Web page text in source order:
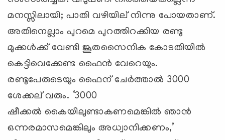
മനസ്സിലായി; പാതി വഴിയില് നിന്നു പോയതാണ്.
അതിനെല്ലാം പുറമെ പുറത്തിറക്കിയ രണ്ടു
മുക്കള്‍ക്ക് വേണ്ടി ജൂതസൈനിക കോടതിയില്‍
കെട്ടിവെക്കേണ്ട ഫൈന്‍ വേറെയും.
രണ്ടുപേരുടെയും ഫൈന് ചേര്‍ത്താല്‍ 3000
ശേക്കല് വരും. ‘3000
ഷീക്കല്‍ കൈയിലുണ്ടാകണമെങ്കില്‍ ഞാന്‍
ഒന്നരമാസമെങ്കിലും അധ്വാനിക്കണം,’